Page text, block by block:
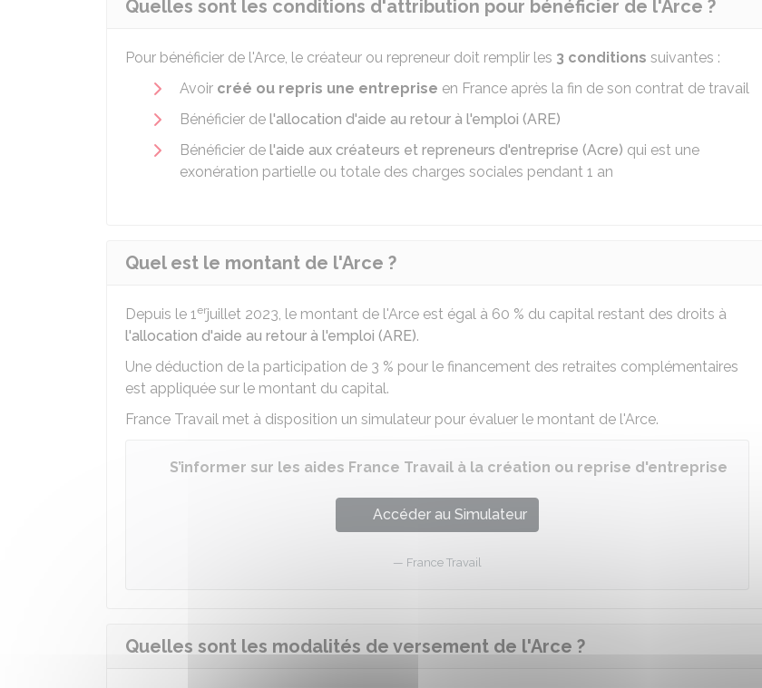
Quelles sont les conditions d'attribution pour bénéficier de l'Arce ?
Pour bénéficier de l'Arce, le créateur ou repreneur doit remplir les 3 conditions suivantes :
Avoir créé ou repris une entreprise en France après la fin de son contrat de travail
Bénéficier de l'allocation d'aide au retour à l'emploi (ARE)
Bénéficier de l'aide aux créateurs et repreneurs d'entreprise (Acre) qui est une
exonération partielle ou totale des charges sociales pendant 1 an
Quel est le montant de l'Arce ?
Depuis le 1erjuillet 2023, le montant de l'Arce est égal à 60 % du capital restant des droits à
l'allocation d'aide au retour à l'emploi (ARE).
Une déduction de la participation de 3 % pour le financement des retraites complémentaires
est appliquée sur le montant du capital.
France Travail met à disposition un simulateur pour évaluer le montant de l'Arce.
S’informer sur les aides France Travail à la création ou reprise d'entreprise
Accéder au Simulateur
France Travail
Quelles sont les modalités de versement de l'Arce ?